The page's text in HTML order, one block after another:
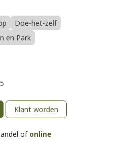
Doe-het-zelf
en Park
Klant worden
of online